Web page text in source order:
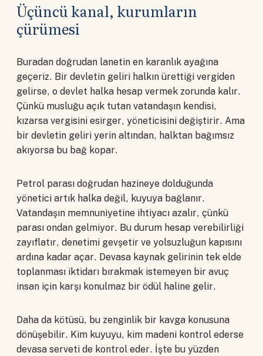
Üçüncü kanal, kurumların
çürümesi
Buradan doğrudan lanetin en karanlık ayağına
geçeriz. Bir devletin geliri halkın ürettiği vergiden
gelirse, o devlet halka hesap vermek zorunda kalır.
Çünkü musluğu açık tutan vatandaşın kendisi,
kızarsa vergisini esirger, yöneticisini değiştirir. Ama
bir devletin geliri yerin altından, halktan bağımsız
akıyorsa bu bağ kopar.
Petrol parası doğrudan hazineye dolduğunda
yönetici artık halka değil, kuyuya bağlanır.
Vatandaşın memnuniyetine ihtiyacı azalır, çünkü
parası ondan gelmiyor. Bu durum hesap verebilirliği
zayıflatır, denetimi gevşetir ve yolsuzluğun kapısını
ardına kadar açar. Devasa kaynak gelirinin tek elde
toplanması iktidarı bırakmak istemeyen bir avuç
insan için karşı konulmaz bir ödül haline gelir.
Daha da kötüsü, bu zenginlik bir kavga konusuna
dönüşebilir. Kim kuyuyu, kim madeni kontrol ederse
devasa serveti de kontrol eder. İşte bu yüzden